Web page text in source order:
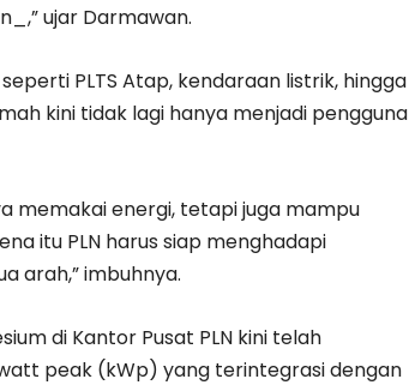
ujar Darmawan.
PLTS Atap, kendaraan listrik, hingga
kini tidak lagi hanya menjadi pengguna
memakai energi, tetapi juga mampu
itu PLN harus siap menghadapi
arah,” imbuhnya.
di Kantor Pusat PLN kini telah
peak (kWp) yang terintegrasi dengan